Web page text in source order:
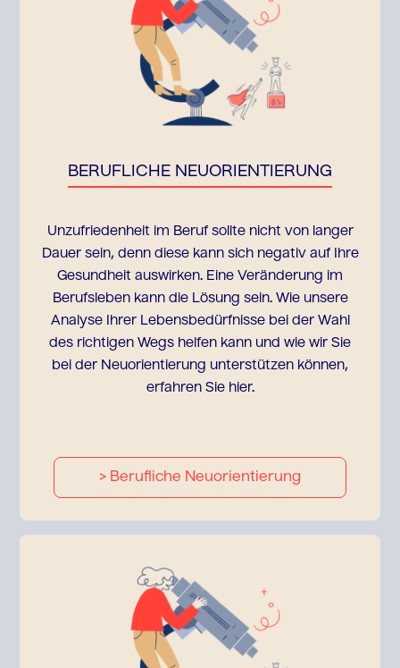
BERUFLICHE NEUORIENTIERUNG
Unzufriedenheit im Beruf sollte nicht von langer
Dauer sein, denn diese kann sich negativ auf Ihre
Gesundheit auswirken. Eine Veränderung im
Berufsleben kann die Lösung sein. Wie unsere
Analyse Ihrer Lebensbedürfnisse bei der Wahl
des richtigen Wegs helfen kann und wie wir Sie
bei der Neuorientierung unterstützen können,
erfahren Sie hier.
> Berufliche Neuorientierung